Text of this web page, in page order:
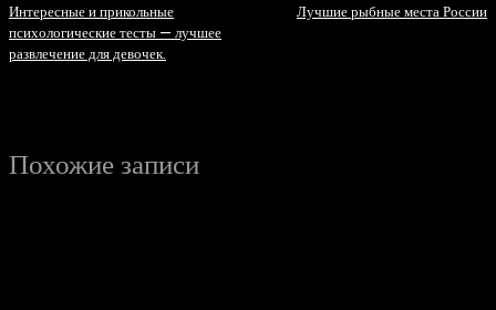
Интересные и прикольные
психологические тесты — лучшее
развлечение для девочек.
Лучшие рыбные места России
Похожие записи